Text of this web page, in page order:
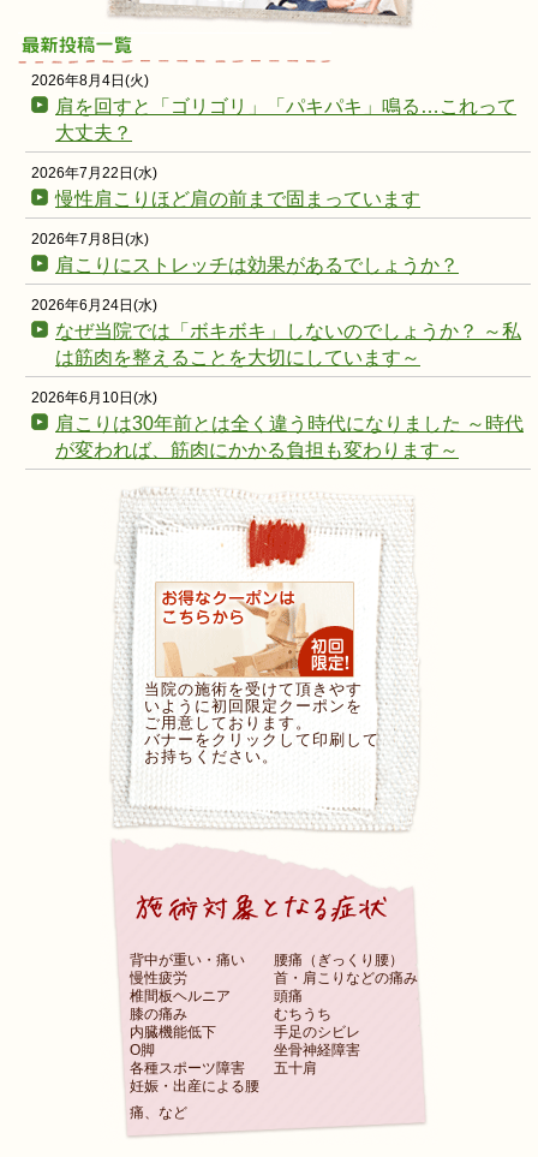
2026年8月4日(火)
肩を回すと「ゴリゴリ」「パキパキ」鳴る…これって
大丈夫？
2026年7月22日(水)
慢性肩こりほど肩の前まで固まっています
2026年7月8日(水)
肩こりにストレッチは効果があるでしょうか？
2026年6月24日(水)
なぜ当院では「ボキボキ」しないのでしょうか？ ～私
は筋肉を整えることを大切にしています～
2026年6月10日(水)
肩こりは30年前とは全く違う時代になりました ～時代
が変われば、筋肉にかかる負担も変わります～
当院の施術を受けて頂きやす
いように初回限定クーポンを
ご用意しております。
バナーをクリックして印刷して
お持ちください。
背中が重い・痛い
腰痛（ぎっくり腰）
慢性疲労
首・肩こりなどの痛み
椎間板ヘルニア
頭痛
膝の痛み
むちうち
内臓機能低下
手足のシビレ
O脚
坐骨神経障害
各種スポーツ障害
五十肩
妊娠・出産による腰
痛、など